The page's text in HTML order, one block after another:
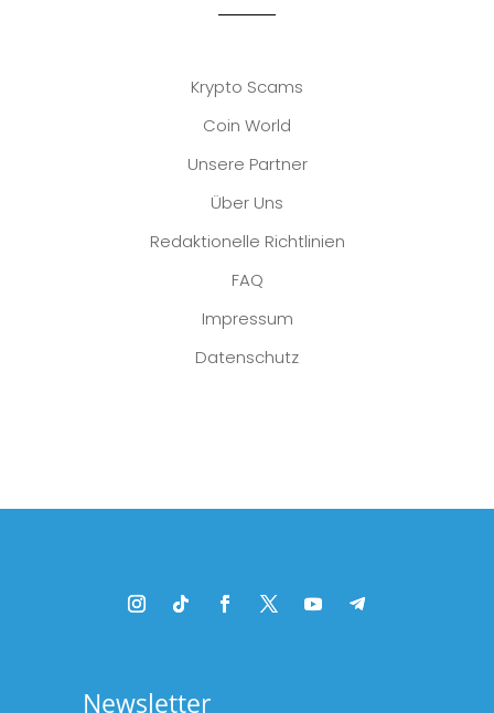
Krypto Scams
Coin World
Unsere Partner
Über Uns
Redaktionelle Richtlinien
FAQ
Impressum
Datenschutz
Newsletter